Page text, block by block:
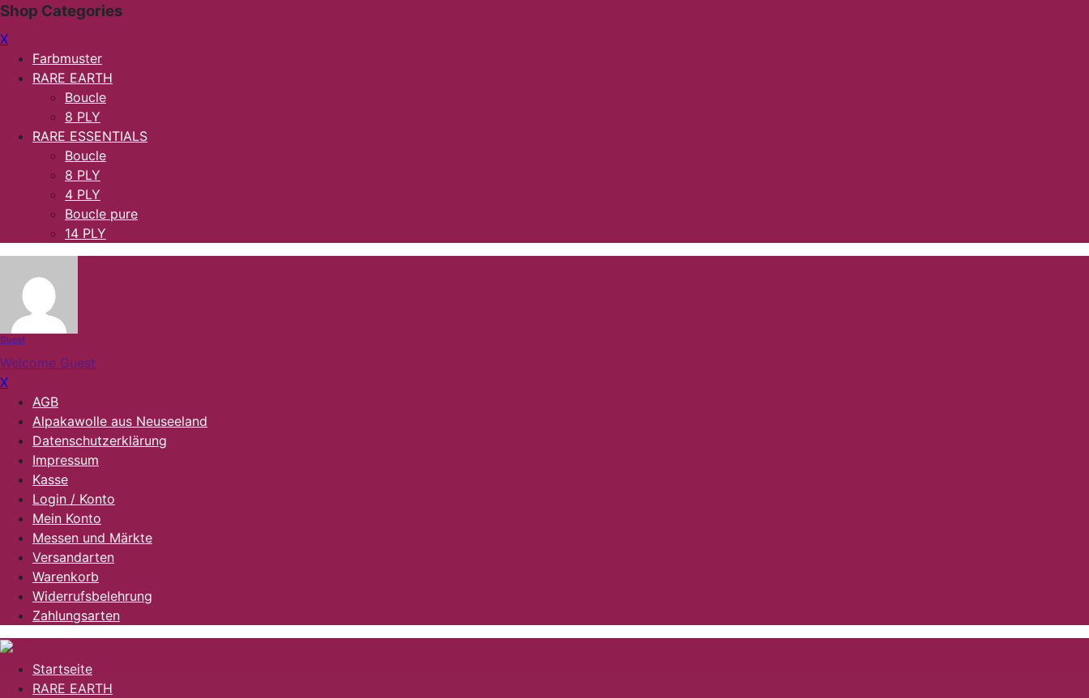
Skip
content
Shop Categories
X
Farbmuster
RARE EARTH
Boucle
8 PLY
RARE ESSENTIALS
Boucle
8 PLY
4 PLY
Boucle pure
14 PLY
Guest
Welcome Guest
X
AGB
Alpakawolle aus Neuseeland
Datenschutzerklärung
Impressum
Kasse
Login / Konto
Mein Konto
Messen und Märkte
Versandarten
Warenkorb
Widerrufsbelehrung
Zahlungsarten
Startseite
RARE EARTH